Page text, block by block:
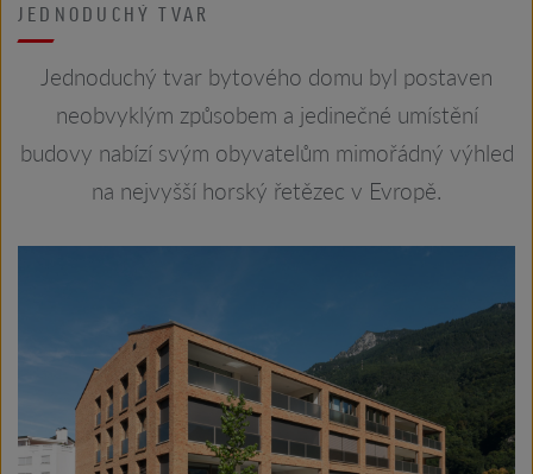
JEDNODUCHÝ TVAR
Jednoduchý tvar bytového domu byl postaven
neobvyklým způsobem a jedinečné umístění
budovy nabízí svým obyvatelům mimořádný výhled
na nejvyšší horský řetězec v Evropě.